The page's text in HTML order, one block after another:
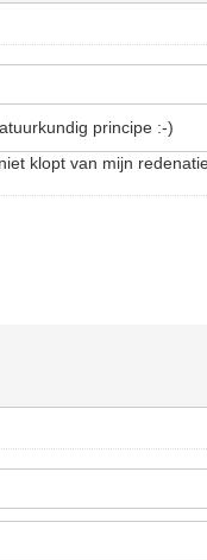
principe :-)
klopt van mijn